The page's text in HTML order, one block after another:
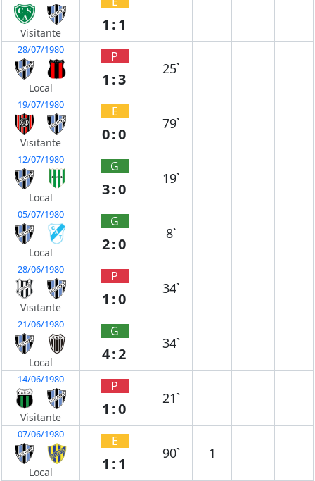
Visitante 1:1
28/07/1980
Local
P
1:3
25`
19/07/1980
Visitante
E
0:0
79`
12/07/1980
Local
G
3:0
19`
05/07/1980
Local
G
2:0
8`
28/06/1980
Visitante
P
1:0
34`
21/06/1980
Local
G
4:2
34`
14/06/1980
Visitante
P
1:0
21`
07/06/1980
Local
E
1:1
90` 1